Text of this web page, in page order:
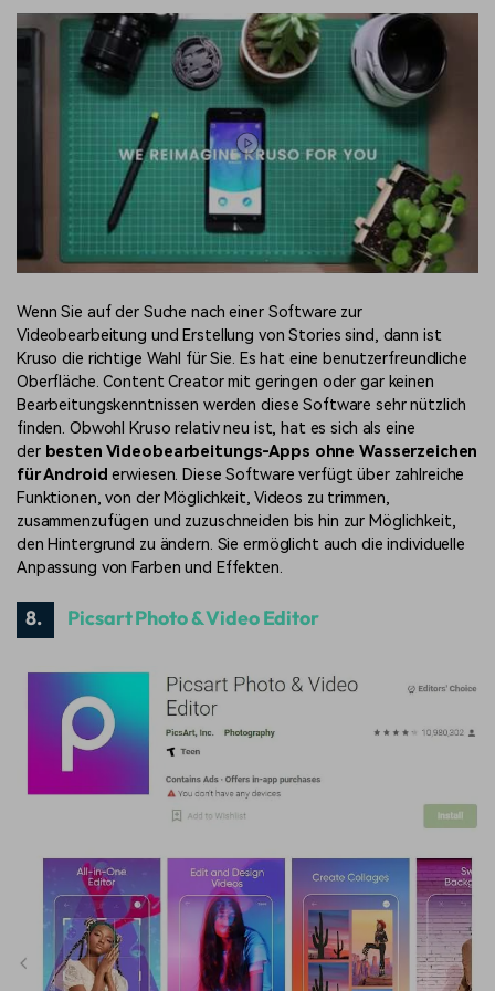
Wenn Sie auf der Suche nach einer Software zur
Videobearbeitung und Erstellung von Stories sind, dann ist
Kruso die richtige Wahl für Sie. Es hat eine benutzerfreundliche
Oberfläche. Content Creator mit geringen oder gar keinen
Bearbeitungskenntnissen werden diese Software sehr nützlich
finden. Obwohl Kruso relativ neu ist, hat es sich als eine
der besten Videobearbeitungs-Apps ohne Wasserzeichen
für Android erwiesen. Diese Software verfügt über zahlreiche
Funktionen, von der Möglichkeit, Videos zu trimmen,
zusammenzufügen und zuzuschneiden bis hin zur Möglichkeit,
den Hintergrund zu ändern. Sie ermöglicht auch die individuelle
Anpassung von Farben und Effekten.
8. Picsart Photo & Video Editor